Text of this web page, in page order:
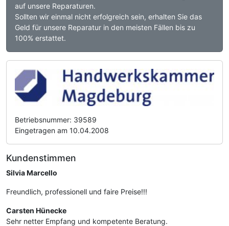
auf unsere Reparaturen.
Sollten wir einmal nicht erfolgreich sein, erhalten Sie das
Geld für unsere Reparatur in den meisten Fällen bis zu
100% erstattet.
Betriebsnummer: 39589
Eingetragen am 10.04.2008
Kundenstimmen
Silvia Marcello
Freundlich, professionell und faire Preise!!!
Carsten Hünecke
Sehr netter Empfang und kompetente Beratung.